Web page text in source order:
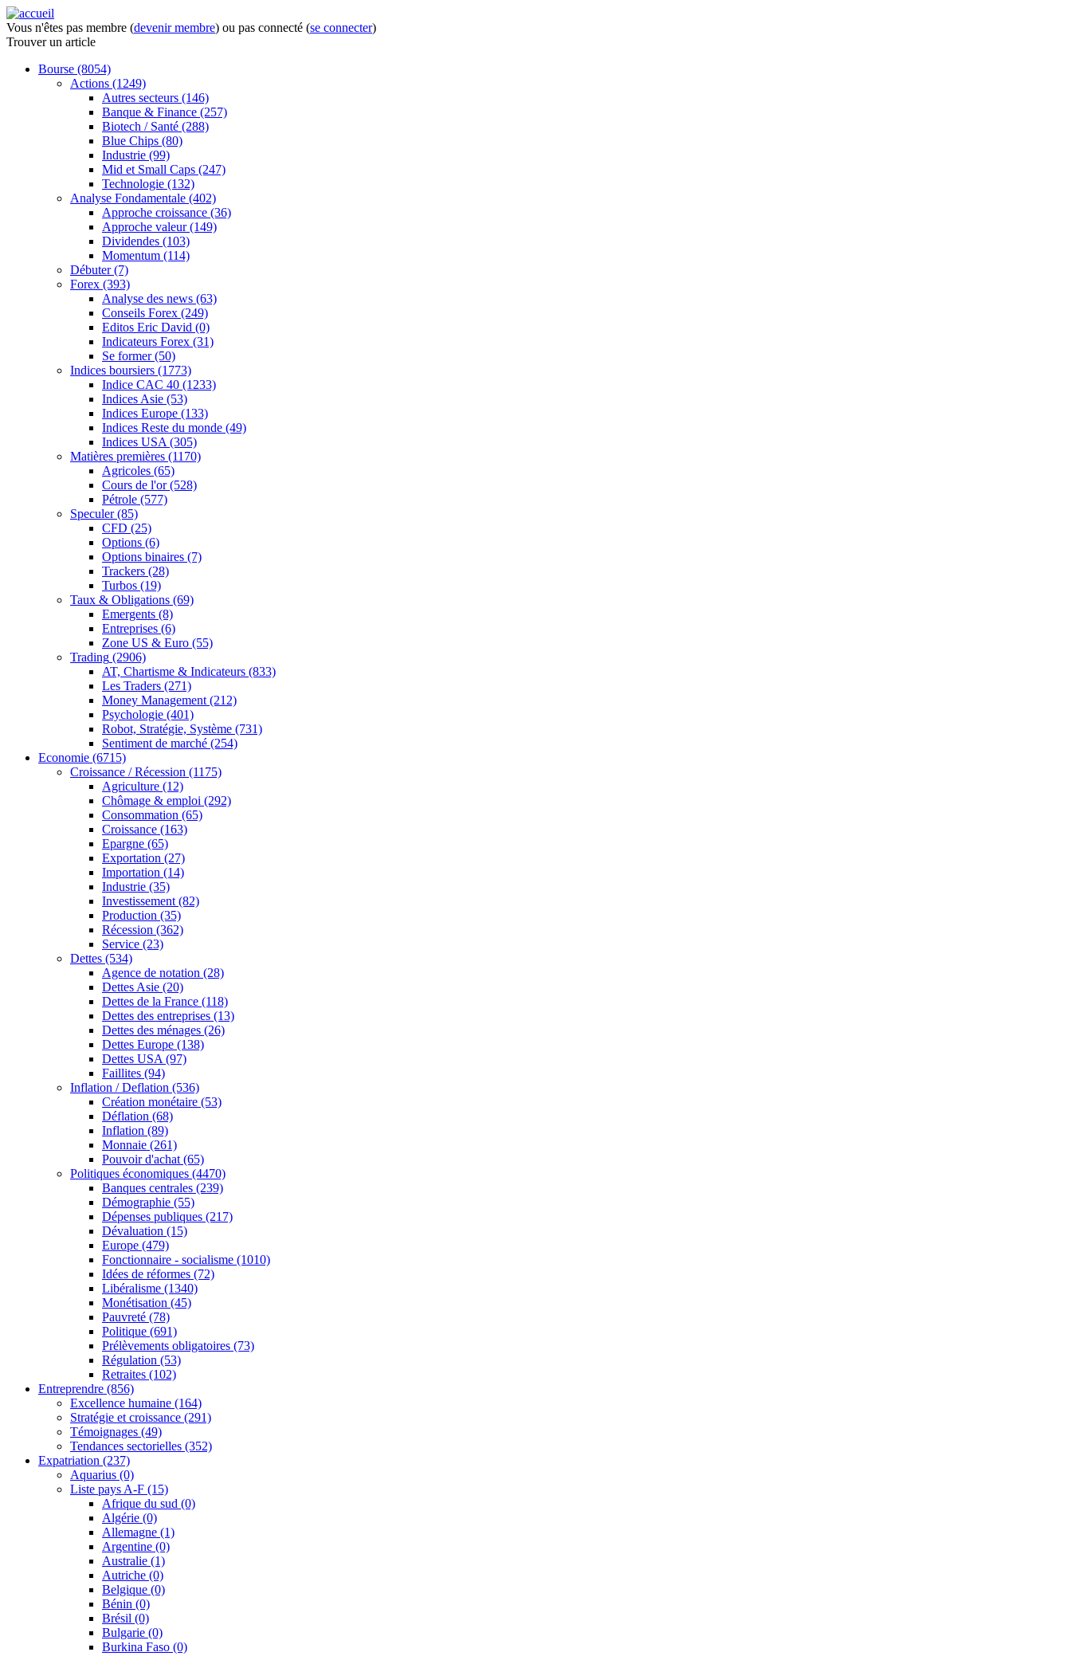
Vous n'êtes pas membre (devenir membre) ou pas connecté (se connecter)
Trouverun article
Bourse (8054)
Actions (1249)
Autres secteurs (146)
Banque & Finance (257)
Biotech / Santé (288)
Blue Chips (80)
Industrie (99)
Mid et Small Caps (247)
Technologie (132)
Analyse Fondamentale (402)
Approche croissance (36)
Approche valeur(149)
Dividendes (103)
Momentum (114)
Débuter(7)
Forex (393)
Analyse des news (63)
Conseils Forex (249)
Editos Eric David (0)
Indicateurs Forex (31)
Se former(50)
Indices boursiers (1773)
Indice CAC 40 (1233)
Indices Asie (53)
Indices Europe (133)
Indices Reste du monde (49)
Indices USA (305)
Matières premières (1170)
Agricoles (65)
Cours de l'or(528)
Pétrole (577)
Speculer(85)
CFD (25)
Options (6)
Options binaires (7)
Trackers (28)
Turbos (19)
Taux & Obligations (69)
Emergents (8)
Entreprises (6)
Zone US & Euro (55)
Trading (2906)
AT, Chartisme & Indicateurs (833)
Les Traders (271)
Money Management (212)
Psychologie (401)
Robot, Stratégie, Système (731)
Sentiment de marché (254)
Economie (6715)
Croissance / Récession (1175)
Agriculture (12)
Chômage & emploi (292)
Consommation (65)
Croissance (163)
Epargne (65)
Exportation (27)
Importation (14)
Industrie (35)
Investissement (82)
Production (35)
Récession (362)
Service (23)
Dettes (534)
Agence de notation (28)
Dettes Asie (20)
Dettes de la France (118)
Dettes des entreprises (13)
Dettes des ménages (26)
Dettes Europe (138)
Dettes USA (97)
Faillites (94)
Inflation / Deflation (536)
Création monétaire (53)
Déflation (68)
Inflation (89)
Monnaie (261)
Pouvoir d'achat (65)
Politiques économiques (4470)
Banques centrales (239)
Démographie (55)
Dépenses publiques (217)
Dévaluation (15)
Europe (479)
Fonctionnaire - socialisme (1010)
Idées de réformes (72)
Libéralisme (1340)
Monétisation (45)
Pauvreté (78)
Politique (691)
Prélèvements obligatoires (73)
Régulation (53)
Retraites (102)
Entreprendre (856)
Excellence humaine (164)
Stratégie et croissance (291)
Témoignages (49)
Tendances sectorielles (352)
Expatriation (237)
Aquarius (0)
Liste pays A-F (15)
Afrique du sud (0)
Algérie (0)
Allemagne (1)
Argentine (0)
Australie (1)
Autriche (0)
Belgique (0)
Bénin (0)
Brésil (0)
Bulgarie (0)
Burkina Faso (0)